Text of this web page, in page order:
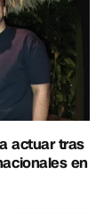
actuar tras
en